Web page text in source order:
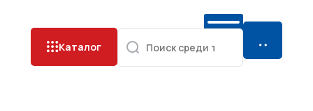
Каталог